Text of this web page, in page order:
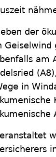
der
Geiselwind
am
in